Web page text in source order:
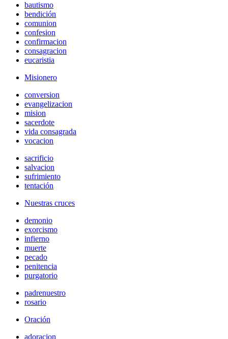
bautismo
bendición
comunion
confesion
confirmacion
consagracion
eucaristia
Misionero
conversion
evangelizacion
mision
sacerdote
vida consagrada
vocacion
sacrificio
salvacion
sufrimiento
tentación
Nuestras cruces
demonio
exorcismo
infierno
muerte
pecado
penitencia
purgatorio
padrenuestro
rosario
Oración
adoracion